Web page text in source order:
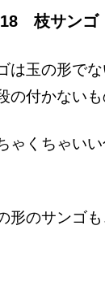
枝サンゴ
は玉の形で
の付かないも
ゃくちゃい
形のサンゴ